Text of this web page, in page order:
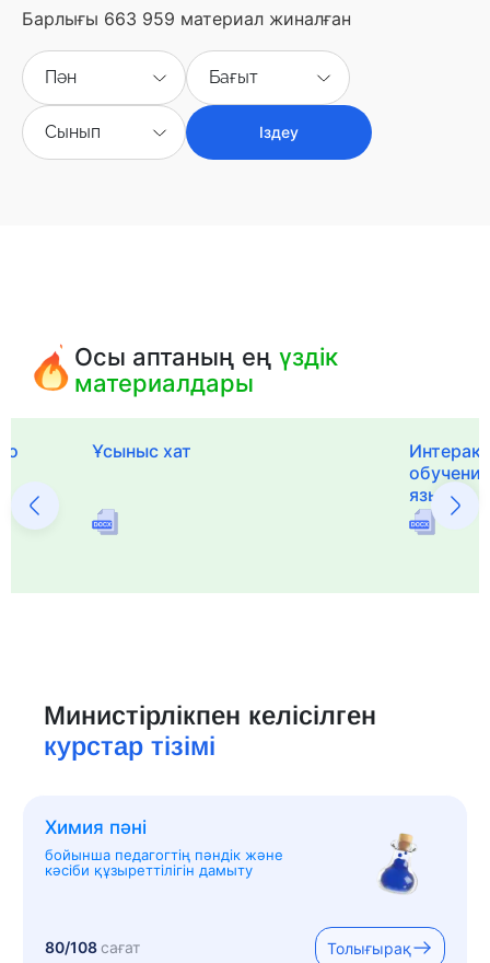
Барлығы 663 959 материал жиналған
Пән Бағыт
Сынып Іздеу
Осы аптаның еңүздік
материалдары
Ұсыныс хат
языка и
Министірлікпен келісілген
курстар тізімі
Химия пәні
бойынша педагогтің пәндік және
кәсіби құзыреттілігін дамыту
80/108сағат Толығырақ